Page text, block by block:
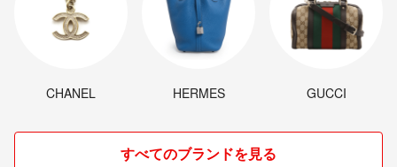
CHANEL HERMES GUCCI
すべてのブランドを見る